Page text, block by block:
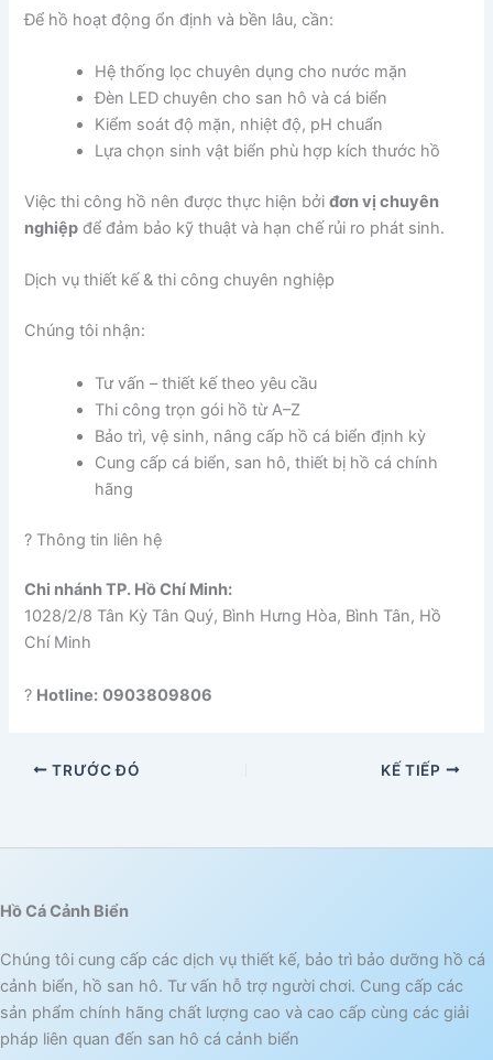
Để hồ hoạt động ổn định và bền lâu, cần:
Hệ thống lọc chuyên dụng cho nước mặn
Đèn LED chuyên cho san hô và cá biển
Kiểm soát độ mặn, nhiệt độ, pH chuẩn
Lựa chọn sinh vật biển phù hợp kích thước hồ
Việc thi công hồ nên được thực hiện bởiđơn vị chuyên
nghiệp để đảm bảo kỹ thuật và hạn chế rủi ro phát sinh.
Dịch vụ thiết kế & thi công chuyên nghiệp
Chúng tôi nhận:
Tư vấn – thiết kế theo yêu cầu
Thi công trọn gói hồ từ A–Z
Bảo trì, vệ sinh, nâng cấp hồ cá biển định kỳ
Cung cấp cá biển, san hô, thiết bị hồ cá chính
hãng
? Thông tin liên hệ
Chi nhánh TP. Hồ Chí Minh:
1028/2/8 Tân Kỳ Tân Quý, Bình Hưng Hòa, Bình Tân, Hồ
Chí Minh
? Hotline: 0903809806
TRƯỚC ĐÓ KẾ TIẾP
Hồ Cá Cảnh Biển
Chúng tôi cung cấp các dịch vụ thiết kế, bảo trì bảo dưỡng hồ cá
cảnh biển, hồ san hô. Tư vấn hỗ trợ người chơi. Cung cấp các
sản phẩm chính hãng chất lượng cao và cao cấp cùng các giải
pháp liên quan đến san hô cá cảnh biển